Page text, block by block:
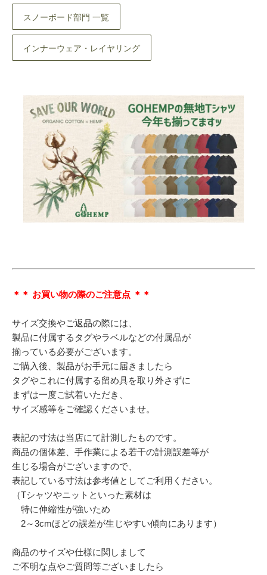
スノーボード部門 一覧
インナーウェア・レイヤリング
＊＊ お買い物の際のご注意点 ＊＊
サイズ交換やご返品の際には、
製品に付属するタグやラベルなどの付属品が
揃っている必要がございます。
ご購入後、製品がお手元に届きましたら
タグやこれに付属する留め具を取り外さずに
まずは一度ご試着いただき、
サイズ感等をご確認くださいませ。
表記の寸法は当店にて計測したものです。
商品の個体差、手作業による若干の計測誤差等が
生じる場合がございますので、
表記している寸法は参考値としてご利用ください。
（Tシャツやニットといった素材は
特に伸縮性が強いため
2～3cmほどの誤差が生じやすい傾向にあります）
商品のサイズや仕様に関しまして
ご不明な点やご質問等ございましたら